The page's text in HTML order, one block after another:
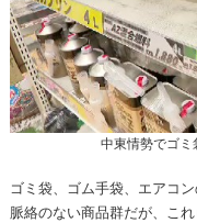
中東情勢でゴ
ゴミ袋、ゴム手袋、エアコ
脈絡のない商品群だが、こ